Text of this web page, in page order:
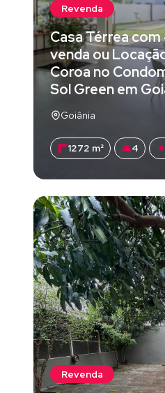
Revenda
Casa Térrea
venda ou
Coroa no
Sol Green em
Goiânia
1272 m² 4
Revenda